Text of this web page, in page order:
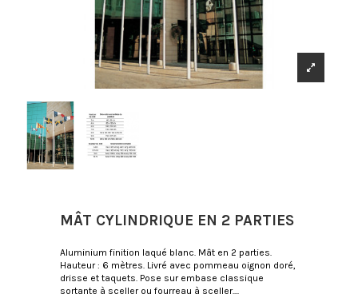
MÂT CYLINDRIQUE EN 2 PARTIES
Aluminium finition laqué blanc. Mât en 2 parties.
Hauteur : 6 mètres. Livré avec pommeau oignon doré,
drisse et taquets. Pose sur embase classique
sortante à sceller ou fourreau à sceller....